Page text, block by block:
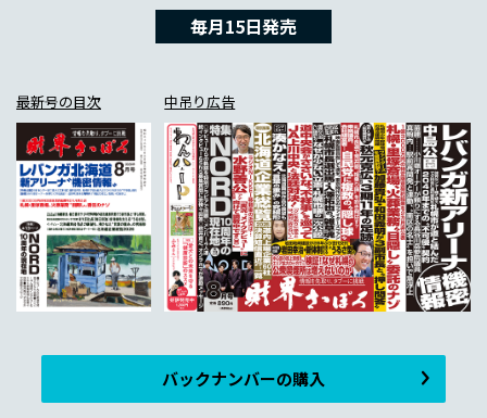
毎月15日発売
最新号の目次 中吊り広告
バックナンバーの購入